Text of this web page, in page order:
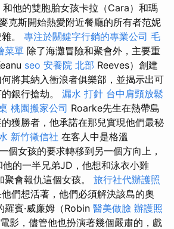
他的雙胞胎女孩卡拉（Cara）和瑪
克斯開始熱愛附近餐廳的所有者范妮
。 專注於關鍵字行銷的專業公司 毛
菜單 除了海灘冒險和聚會外，主要重
seo 安養院 北部 Reeves）創建
將其納入衝浪者俱樂部，並揭示出可
銀行搶劫。 漏水 打針 台中肩頸放鬆
桃園搬家公司 Roarke先生在熱帶島
獲勝者，他承諾在那兒實現他們最秘
新竹徵信社 在客人中是格溫
個女孩的要求轉移到另一個方向上，
的一半兄弟JD，他想和泳衣小雞
聚會報仇這個女孩。 旅行社代辦護照
們想活著，他們必須解決該島的奧
賓·威廉姆（Robin 醫美做臉 辦護照
影，儘管他也扮演著幾個嚴肅的，戲